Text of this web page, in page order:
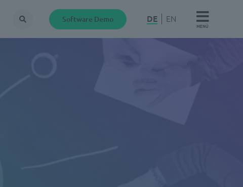
Suche Software Demo DE EN
MENÜ